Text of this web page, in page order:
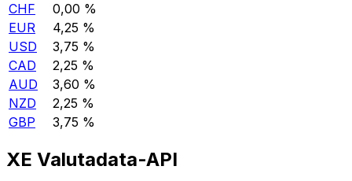
CHF
0,00 %
EUR
4,25 %
USD
3,75 %
CAD
2,25 %
AUD
3,60 %
NZD
2,25 %
GBP
3,75 %
XE Valutadata-API